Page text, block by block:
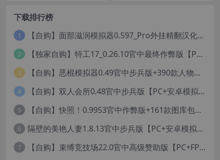
下载排行榜
1 【自购】面部滋润模拟器0.597_Pro外挂精翻汉化版+114款人物MOD【PC+安卓模拟器+3D互动SLG/神级建模/独家定制资源/扶她】/True Facials Pro【12G】
2 【独家自购】特工17_0.26.10官中最终作弊版【PC+安卓+亚洲神作SLG/步兵/NTR+赞助码+旧版存档+画廊】/Agent 17【6.25G】
3 【自购】恶棍模拟器0.49官中步兵版+390款人物卡【PC+安卓模拟器+3D互动调教/捏人变装+作弊器汉化】/坏蛋模拟器/The Villain Simulator【19.5G】
4 【自购】双人会所0.48官中步兵版【PC+安卓模拟器+大型3D互动/精品沙盒/变装捏脸】 /一起回家吧/Home Together【12.6G】
5 【自购】快照！0.9953官中作弊版+161款图库包【PC+安卓模拟器+3D互动/开放世界/沙盒/偷拍/盗摄/步兵/11000+照片】/Snapshot!【13.6G】
6 隔壁的美艳人妻1.8.13官中步兵版【PC+安卓模拟器+亚洲SLG/国风精品+存档】/The Wife Next Door【13G】
7 【自购】束缚竞技场22.0官中高级赞助版【PC+FPS枪战射击/ACT动作/捏人/团队】/Bondage Arena Premium【43.7G】